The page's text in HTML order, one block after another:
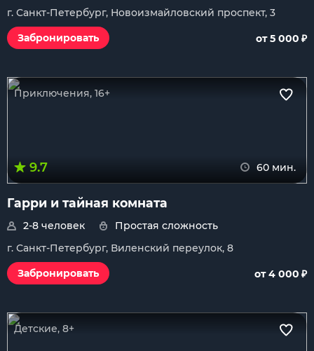
г. Санкт-Петербург, Новоизмайловский проспект, 3
Забронировать
от 5 000 ₽
Приключения, 16+
9.7 60 мин.
Гарри и тайная комната
2-8 человек
Простая сложность
г. Санкт-Петербург, Виленский переулок, 8
Забронировать
от 4 000 ₽
Детские, 8+